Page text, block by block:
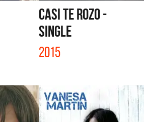
CASI TE ROZO -
SINGLE
2015